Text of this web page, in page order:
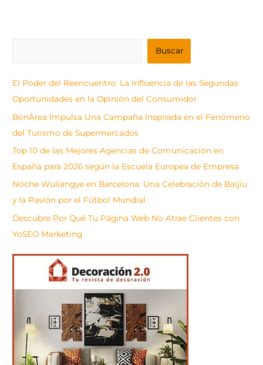
Buscar
El Poder del Reencuentro: La Influencia de las Segundas
Oportunidades en la Opinión del Consumidor
BonÀrea Impulsa Una Campaña Inspirada en el Fenómeno
del Turismo de Supermercados
Top 10 de las Mejores Agencias de Comunicación en
España para 2026 según la Escuela Europea de Empresa
Noche Wuliangye en Barcelona: Una Celebración de Baijiu
y la Pasión por el Fútbol Mundial
Descubre Por Qué Tu Página Web No Atrae Clientes con
YoSEO Marketing